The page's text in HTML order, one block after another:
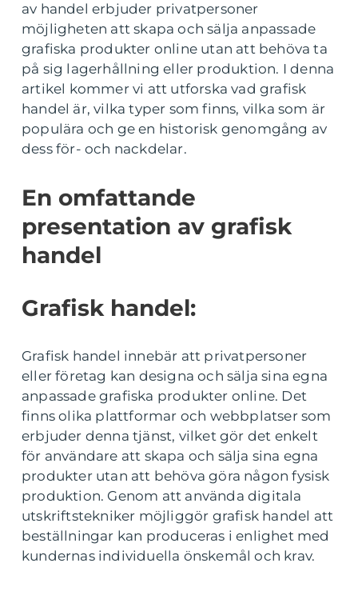
av handel erbjuder privatpersoner
möjligheten att skapa och sälja anpassade
grafiska produkter online utan att behöva ta
på sig lagerhållning eller produktion. I denna
artikel kommer vi att utforska vad grafisk
handel är, vilka typer som finns, vilka som är
populära och ge en historisk genomgång av
dess för- och nackdelar.
En omfattande
presentation av grafisk
handel
Grafisk handel:
Grafisk handel innebär att privatpersoner
eller företag kan designa och sälja sina egna
anpassade grafiska produkter online. Det
finns olika plattformar och webbplatser som
erbjuder denna tjänst, vilket gör det enkelt
för användare att skapa och sälja sina egna
produkter utan att behöva göra någon fysisk
produktion. Genom att använda digitala
utskriftstekniker möjliggör grafisk handel att
beställningar kan produceras i enlighet med
kundernas individuella önskemål och krav.